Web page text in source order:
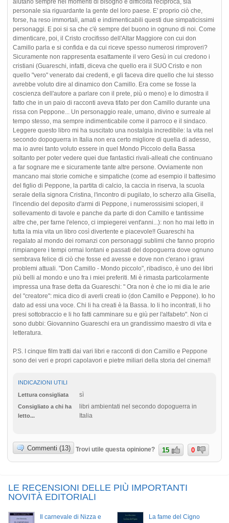
aiutano sempre nei momenti di bisogno e difficoltà reciproca, sia
personale sia riguardante la gente del loro paese. E' proprio ciò che,
forse, ha reso immortali, amati e indimenticabili questi due simpaticissimi
personaggi. E poi si sa che c'è sempre del buono in ognuno di noi. Come
dimenticare, poi, il Cristo crocifisso dell'Altar Maggiore con cui don
Camillo parla e si confida e da cui riceve spesso numerosi rimproveri?
Sicuramente non rappresenta esattamente il vero Gesù in cui credono i
cristiani (Guareschi, infatti, diceva che quello era il SUO Cristo e non
quello "vero" venerato dai credenti, e gli faceva dire quello che lui stesso
avrebbe voluto dire al dinamico don Camillo. Era come se fosse la
coscienza dell'autore a parlare con il prete, più o meno) e lo dimostra il
fatto che in un paio di racconti aveva tifato per don Camillo durante una
rissa con Peppone... Un personaggio reale, umano, divino e surreale al
tempo stesso, ma sempre indimenticabile come il parroco e il sindaco.
Leggere questo libro mi ha suscitato una nostalgia incredibile: la vita nel
secondo dopoguerra in Italia non era certo migliore di quella di adesso,
ma io avrei tanto voluto essere in quel Mondo Piccolo della Bassa
soltanto per poter vedere quei due fantastici rivali-alleati che continuano
a far sognare me e sicuramente tante altre persone. Ovviamente non
mancano mai storie comiche e simpatiche (come ad esempio il battesimo
del figlio di Peppone, la partita di calcio, la caccia in riserva, la scuola
serale della signora Cristina, l'incontro di pugilato, lo scherzo alla Gisella,
l'incendio del deposito d'armi di Peppone, i numerossisimi scioperi, il
sollevamento di tavole e panche da parte di don Camillo e tantissime
altre che, per farne l'elenco, ci impiegerei vent'anni...): non ho mai letto in
tutta la mia vita un libro così divertente e piacevole!! Guareschi ha
regalato al mondo dei romanzi con personaggi sublimi che fanno proprio
rimpiangere i tempi ormai lontani e passati del dopoguerra dove ognuno
sembrava felice di ciò che fosse ed avesse e dove non c'erano i gravi
problemi attuali. "Don Camillo - Mondo piccolo", ribadisco, è uno dei libri
più belli al mondo e uno fra i miei preferiti. Mi è rimasta particolarmente
impressa una frase detta da Guareschi: " Ora non è che io mi dia le arie
del "creatore": mica dico di averli creati io (don Camillo e Peppone). Io ho
dato ad essi una voce. Chi li ha creati è la Bassa. Io li ho incontrati, li ho
presi sottobraccio e li ho fatti camminare su e giù per l'alfabeto". Non ci
sono dubbi: Giovannino Guareschi era un grandissimo maestro di vita e
letteratura.
P.S. I cinque film tratti dai vari libri e racconti di don Camillo e Peppone
sono dei veri e propri capolavori e pietre miliari della storia del cinema!!
INDICAZIONI UTILI
Lettura consigliata
sì
Consigliato a chi ha
letto...
libri ambientati nel secondo dopoguerra in
Italia
Commenti (13) Trovi utile questa opinione? 15 0
LE RECENSIONI DELLE PIÙ IMPORTANTI
NOVITÀ EDITORIALI
Il carnevale di Nizza e
La fame del Cigno